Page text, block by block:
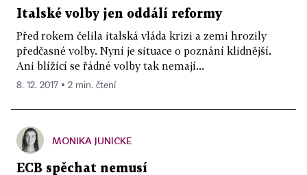
Italské volby jen oddálí reformy
Před rokem čelila italská vláda krizi a zemi hrozily
předčasné volby. Nyní je situace o poznání klidnější.
Ani blížící se řádné volby tak nemají...
8. 12. 2017 ▪ 2 min. čtení
MONIKA JUNICKE
ECB spěchat nemusí